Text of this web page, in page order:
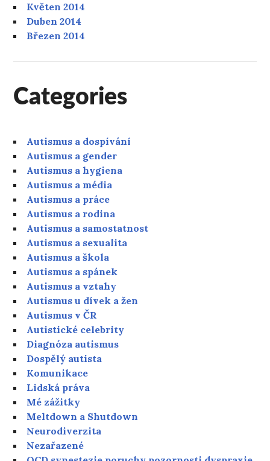
Květen 2014
Duben 2014
Březen 2014
Categories
Autismus a dospívání
Autismus a gender
Autismus a hygiena
Autismus a média
Autismus a práce
Autismus a rodina
Autismus a samostatnost
Autismus a sexualita
Autismus a škola
Autismus a spánek
Autismus a vztahy
Autismus u dívek a žen
Autismus v ČR
Autistické celebrity
Diagnóza autismus
Dospělý autista
Komunikace
Lidská práva
Mé zážitky
Meltdown a Shutdown
Neurodiverzita
Nezařazené